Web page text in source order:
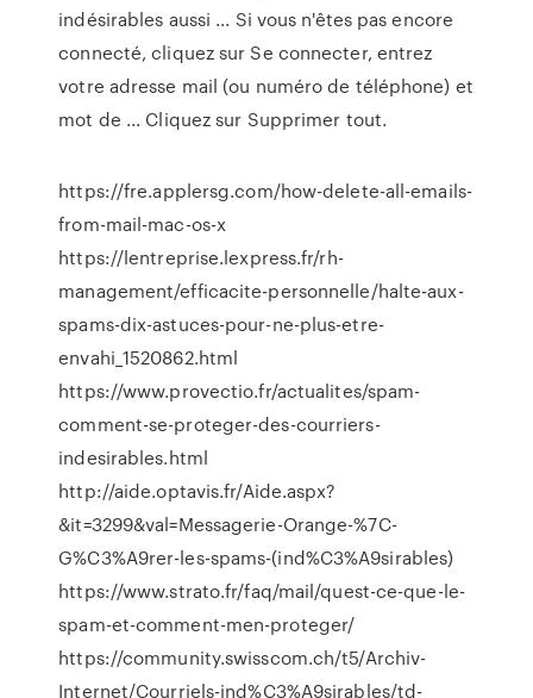
indésirables aussi ... Si vous n'êtes pas encore
connecté, cliquez sur Se connecter, entrez
votre adresse mail (ou numéro de téléphone) et
mot de ... Cliquez sur Supprimer tout.
https://fre.applersg.com/how-delete-all-emails-
from-mail-mac-os-x
https://lentreprise.lexpress.fr/rh-
management/efficacite-personnelle/halte-aux-
spams-dix-astuces-pour-ne-plus-etre-
envahi_1520862.html
https://www.provectio.fr/actualites/spam-
comment-se-proteger-des-courriers-
indesirables.html
http://aide.optavis.fr/Aide.aspx?
&it=3299&val=Messagerie-Orange-%7C-
G%C3%A9rer-les-spams-(ind%C3%A9sirables)
https://www.strato.fr/faq/mail/quest-ce-que-le-
spam-et-comment-men-proteger/
https://community.swisscom.ch/t5/Archiv-
Internet/Courriels-ind%C3%A9sirables/td-